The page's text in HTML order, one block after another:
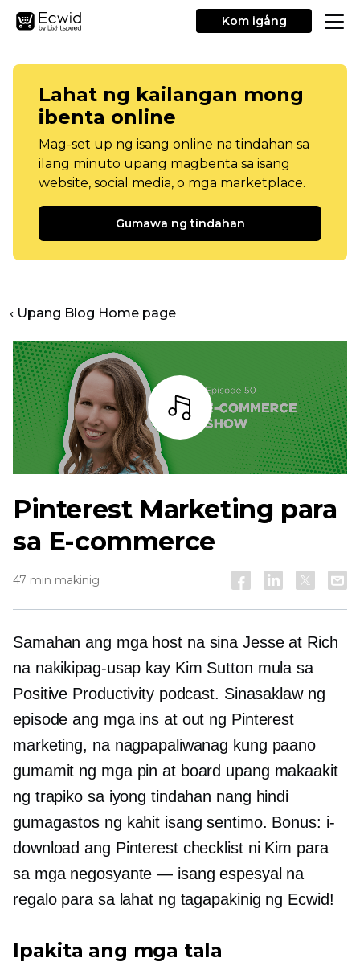
Kom igång
Lahat ng kailangan mong
ibenta online
Mag-set up ng isang online na tindahan sa
ilang minuto upang magbenta sa isang
website, social media, o mga marketplace.
Gumawa ng tindahan
‹ Upang Blog Home page
Pinterest Marketing para
sa E-commerce
47 min makinig
Samahan ang mga host na sina Jesse at Rich
na nakikipag-usap kay Kim Sutton mula sa
Positive Productivity podcast. Sinasaklaw ng
episode ang mga ins at out ng Pinterest
marketing, na nagpapaliwanag kung paano
gumamit ng mga pin at board upang makaakit
ng trapiko sa iyong tindahan nang hindi
gumagastos ng kahit isang sentimo. Bonus: i-
download ang Pinterest checklist ni Kim para
sa mga negosyante — isang espesyal na
regalo para sa lahat ng tagapakinig ng Ecwid!
Ipakita ang mga tala